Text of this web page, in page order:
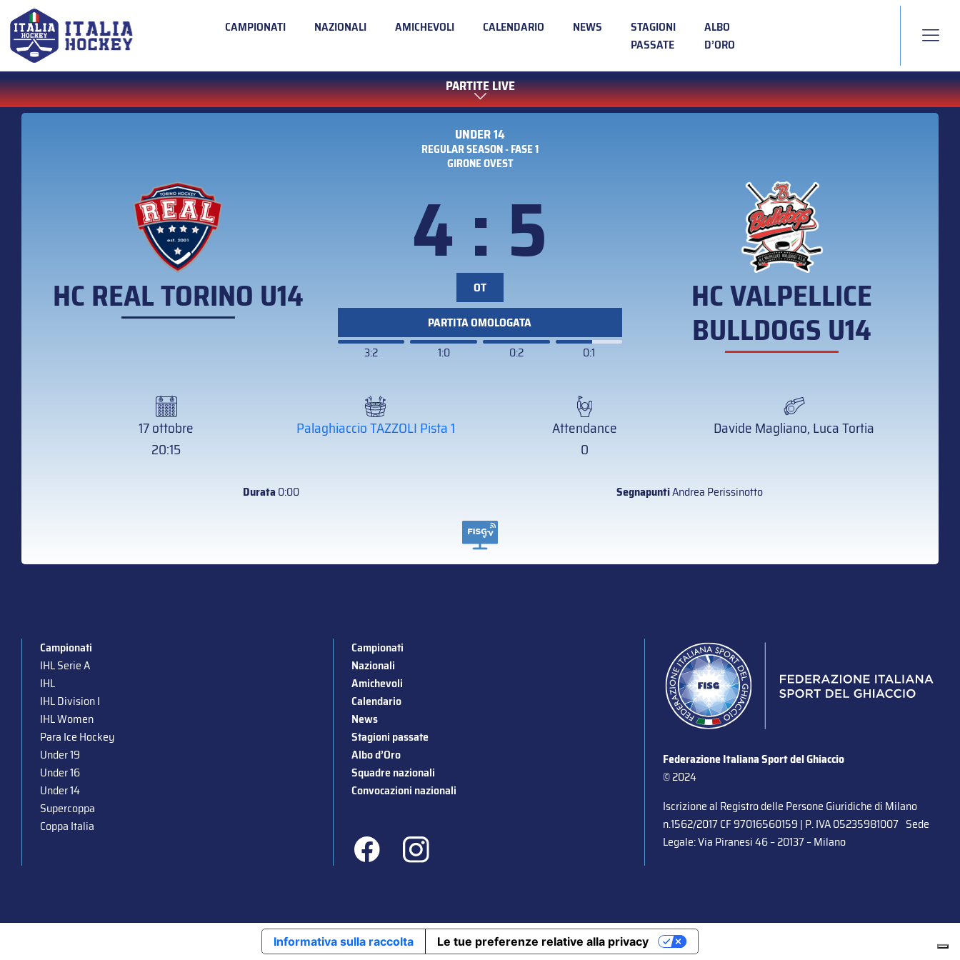
CAMPIONATI NAZIONALI AMICHEVOLI CALENDARIO NEWS
STAGIONI
PASSATE
ALBO
D’ORO
PARTITE LIVE
UNDER 14
REGULAR SEASON - FASE 1
GIRONE OVEST
HC REAL TORINO U14
4 : 5
OT
PARTITA OMOLOGATA
3:2
1:0 0:2 0:1
HC VALPELLICE
BULLDOGS U14
17 ottobre
20:15
Palaghiaccio TAZZOLI Pista 1
Attendance
0
Davide Magliano, Luca Tortia
Durata0:00 SegnapuntiAndrea Perissinotto
Campionati
IHL Serie A
IHL
IHL Division I
IHL Women
Para Ice Hockey
Under 19
Under 16
Under 14
Supercoppa
Coppa Italia
Campionati
Nazionali
Amichevoli
Calendario
News
Stagioni passate
Albo d’Oro
Squadre nazionali
Convocazioni nazionali
Federazione Italiana Sport del Ghiaccio
© 2024
Iscrizione al Registro delle Persone Giuridiche di Milano
n.1562/2017 CF 97016560159 | P. IVA 05235981007 Sede
Legale: Via Piranesi 46 – 20137 – Milano
Informativa sulla raccolta Le tue preferenze relative alla privacy